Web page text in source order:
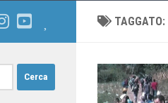
TAGGATO: